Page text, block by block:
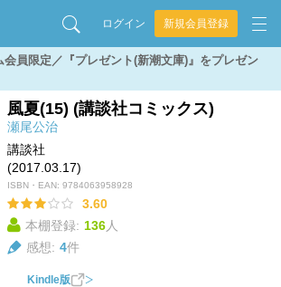
ログイン 新規会員登録
会員限定／『プレゼント(新潮文庫)』をプレゼン
風夏(15) (講談社コミックス)
瀬尾公治
講談社
(2017.03.17)
ISBN・EAN: 9784063958928
3.60
本棚登録: 136人
感想: 4件
Kindle版